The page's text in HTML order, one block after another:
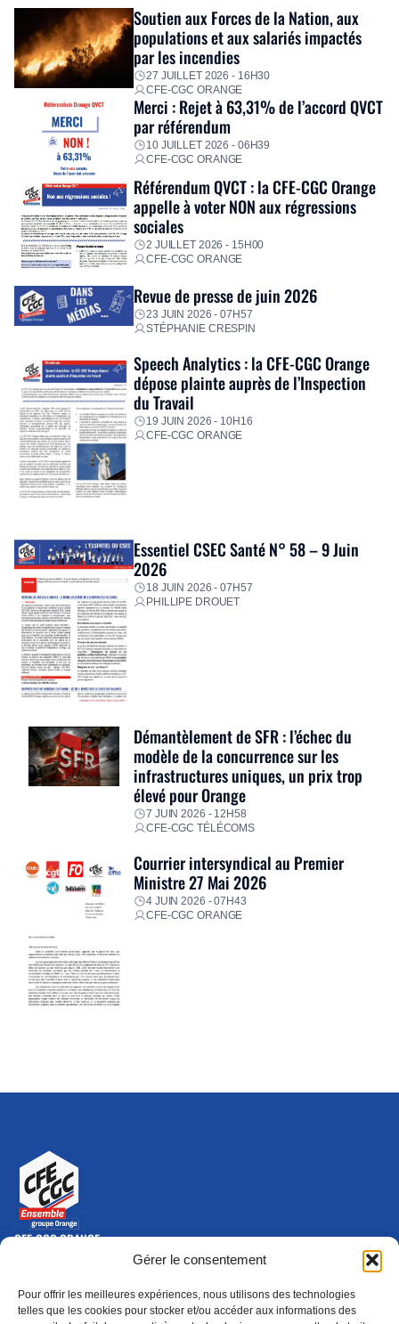
Gérer le consentement
Pour offrir les meilleures expériences, nous utilisons des technologies
telles que les cookies pour stocker et/ou accéder aux informations des
Fidèle à sa mission d’utilité sociale, le Groupe mobilise
immédiatement ses équipes afin de proposer un diagnostic
personnalisé, des aides financières pour faire face aux
premières dépenses, […]
Soutien aux Forces de la Nation, aux
populations et aux salariés impactés
par les incendies
27 JUILLET 2026 - 16H30
CFE-CGC ORANGE
Merci : Rejet à 63,31% de l’accord QVCT
par référendum
10 JUILLET 2026 - 06H39
CFE-CGC ORANGE
Référendum QVCT : la CFE-CGC Orange
appelle à voter NON aux régressions
sociales
2 JUILLET 2026 - 15H00
CFE-CGC ORANGE
Revue de presse de juin 2026
23 JUIN 2026 - 07H57
STÉPHANIE CRESPIN
Speech Analytics : la CFE-CGC Orange
dépose plainte auprès de l’Inspection
du Travail
19 JUIN 2026 - 10H16
CFE-CGC ORANGE
Essentiel CSEC Santé N° 58 – 9 Juin
2026
18 JUIN 2026 - 07H57
PHILLIPE DROUET
Démantèlement de SFR : l’échec du
modèle de la concurrence sur les
infrastructures uniques, un prix trop
élevé pour Orange
7 JUIN 2026 - 12H58
CFE-CGC TÉLÉCOMS
Courrier intersyndical au Premier
Ministre 27 Mai 2026
4 JUIN 2026 - 07H43
CFE-CGC ORANGE
CFE-CGC ORANGE
10-12 rue Saint Amand, 75015 Paris Cedex 15
Nous contacter
01 46 79 28 74